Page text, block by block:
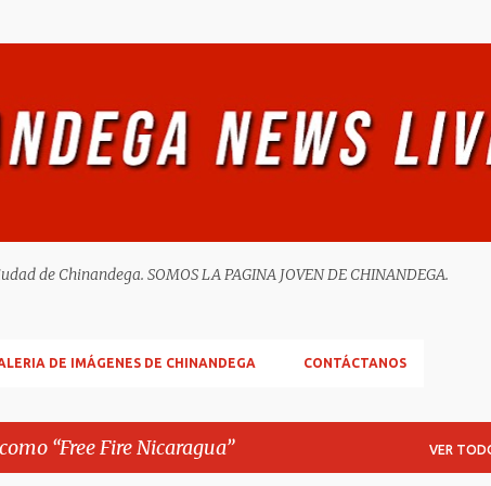
de Chinandega. SOMOS LA PAGINA JOVEN DE CHINANDEGA.
DE IMÁGENES DE CHINANDEGA CONTÁCTANOS
Free Fire Nicaragua VER